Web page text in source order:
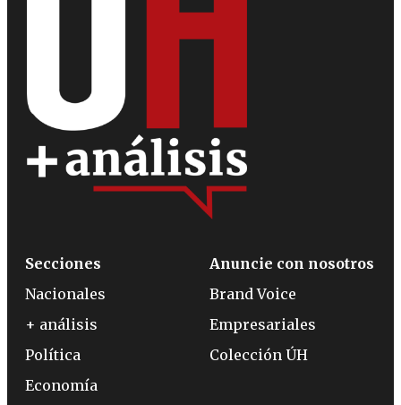
Secciones
Nacionales
+ análisis
Política
Economía
Anuncie con nosotros
Brand Voice
Empresariales
Colección ÚH